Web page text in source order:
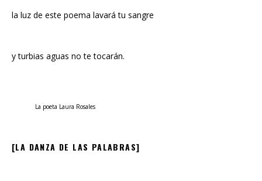
la luz de este poema lavará tu sangre
y turbias aguas no te tocarán.
La poeta Laura Rosales
[LA DANZA DE LAS PALABRAS]